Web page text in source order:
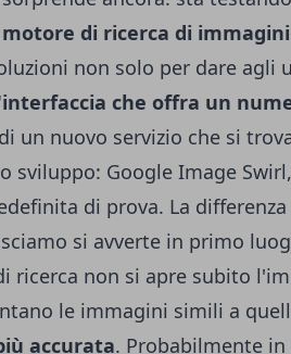
di ricerca di immagini
non solo per dare
che offra un
un nuovo servizio che si
sviluppo: Google Image Swirl
di prova. La
si avverte in primo
ricerca non si apre subito
le immagini simili a
accurata. Probabilmente